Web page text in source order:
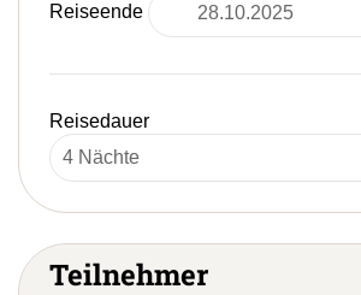
Reiseende
Reisedauer
Teilnehmer